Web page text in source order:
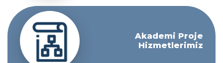
Akademi Proje
Hizmetlerimiz